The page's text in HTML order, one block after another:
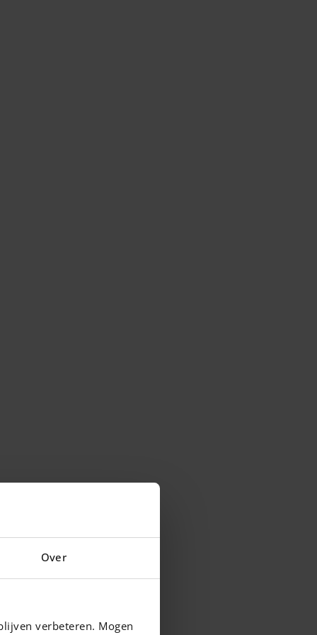
Over
verbeteren. Mogen